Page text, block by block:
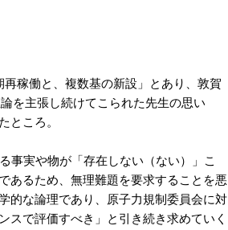
稼働と、複数基の新設」とあり、敦賀
を主張し続けてこられた先生の思い
ところ。
事実や物が「存在しない（ない）」こ
あるため、無理難題を要求することを悪
的な論理であり、原子力規制委員会に対
スで評価すべき」と引き続き求めていく